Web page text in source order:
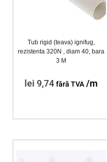
Tub rigid (teava) ignifug,
rezistenta 320N , diam 40, bara
3 M
lei 9,74 fără TVA /m